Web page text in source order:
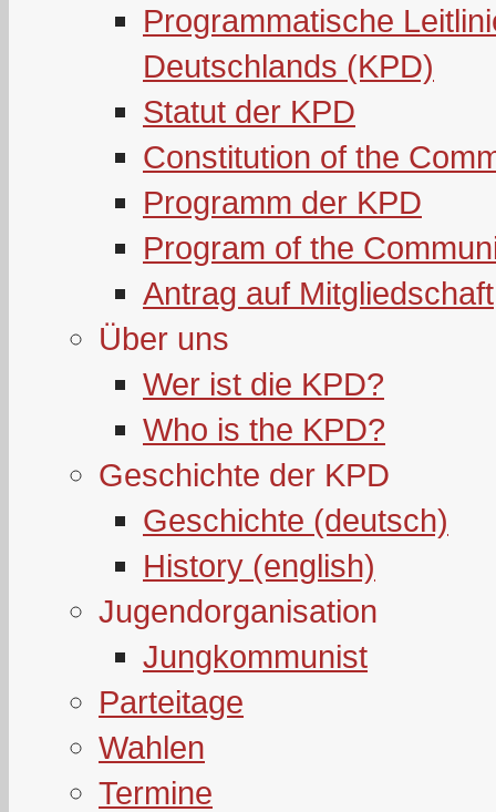
Programmatische
Deutschlands (KPD)
Statut der KPD
Constitution of the
Programm der KPD
Program of the
Antrag auf Mitgliedschaft
Über uns
Wer ist die KPD?
Who is the KPD?
Geschichte der KPD
Geschichte (deutsch)
History (english)
Jugendorganisation
Jungkommunist
Parteitage
Wahlen
Termine